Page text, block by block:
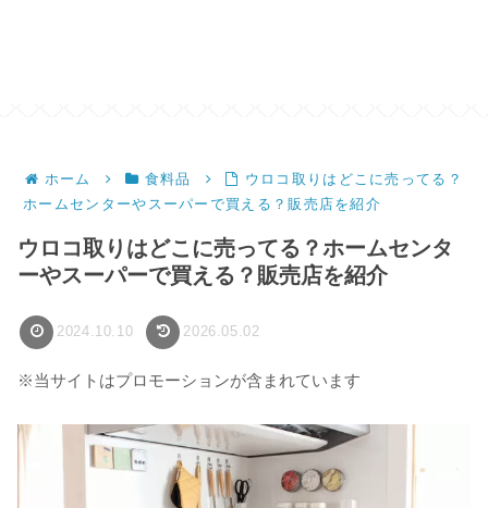
ホーム 食料品
ウロコ取りはどこに売ってる？
ホームセンターやスーパーで買える？販売店を紹介
ウロコ取りはどこに売ってる？ホームセンタ
ーやスーパーで買える？販売店を紹介
2024.10.10 2026.05.02
※当サイトはプロモーションが含まれています